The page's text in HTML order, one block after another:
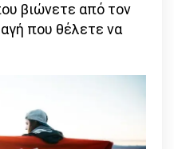
βιώνετε από τον
που θέλετε να